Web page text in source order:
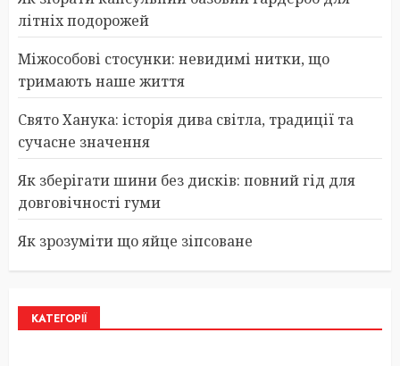
літніх подорожей
Міжособові стосунки: невидимі нитки, що
тримають наше життя
Свято Ханука: історія дива світла, традиції та
сучасне значення
Як зберігати шини без дисків: повний гід для
довговічності гуми
Як зрозуміти що яйце зіпсоване
КАТЕГОРІЇ